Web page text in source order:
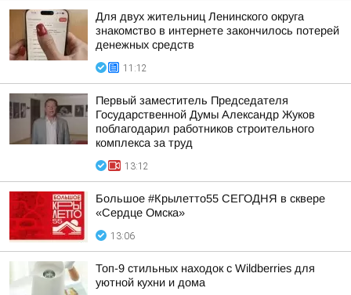
Для двух жительниц Ленинского округа
знакомство в интернете закончилось потерей
денежных средств
11:12
Первый заместитель Председателя
Государственной Думы Александр Жуков
поблагодарил работников строительного
комплекса за труд
13:12
Большое #Крылетто55 СЕГОДНЯ в сквере
«Сердце Омска»
13:06
Топ-9 стильных находок с Wildberries для
уютной кухни и дома